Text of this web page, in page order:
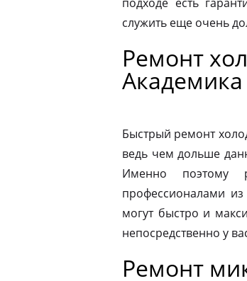
служить еще очень
Ремонт
Быстрый ремонт
ведь чем дольше
Именно поэтому
профессионалами из
могут быстро и
непосредственно у
Ремонт